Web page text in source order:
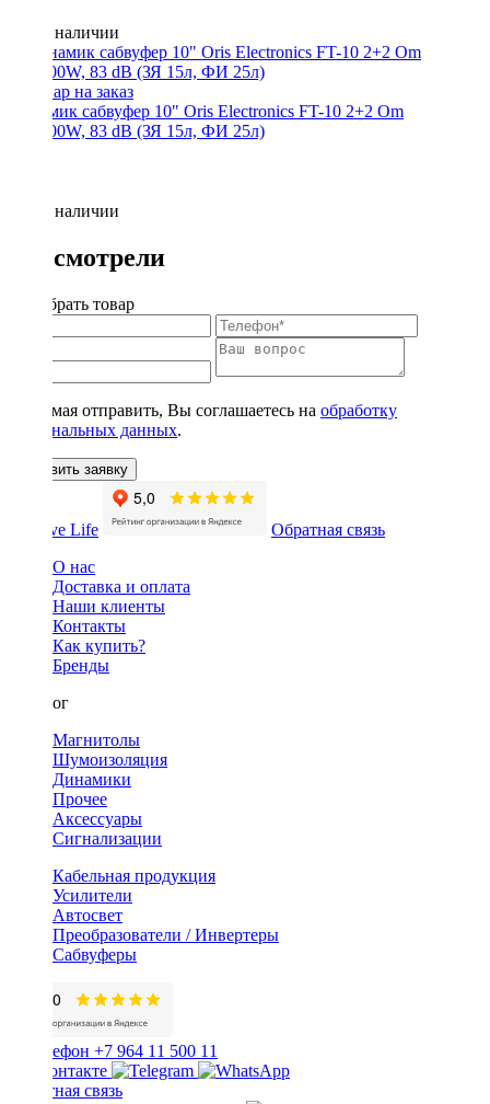
Нет в наличии
Динамик сабвуфер 10" Oris Electronics FT-10 2+2 Om
300/600W, 83 dB (ЗЯ 15л, ФИ 25л)
Нет в наличии
Вы смотрели
Подобрать товар
Нажимая отправить, Вы соглашаетесь на обработку
персональных данных.
Оставить заявку
Обратная связь
О нас
Доставка и оплата
Наши клиенты
Контакты
Как купить?
Бренды
Каталог
Магнитолы
Шумоизоляция
Динамики
Прочее
Аксессуары
Сигнализации
Кабельная продукция
Усилители
Автосвет
Преобразователи / Инвертеры
Сабвуферы
+7 964 11 500 11
Обратная связь